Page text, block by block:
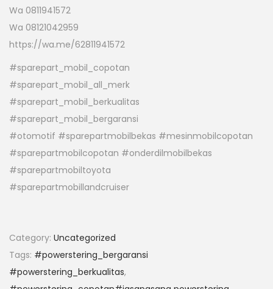
Wa 0811941572
Wa 08121042959
https://wa.me/62811941572
#sparepart_mobil_copotan
#sparepart_mobil_all_merk
#sparepart_mobil_berkualitas
#sparepart_mobil_bergaransi
#otomotif #sparepartmobilbekas #mesinmobilcopotan
#sparepartmobilcopotan #onderdilmobilbekas
#sparepartmobiltoyota
#sparepartmobillandcruiser
Category: Uncategorized
Tags: #powerstering_bergaransi
#powerstering_berkualitas,